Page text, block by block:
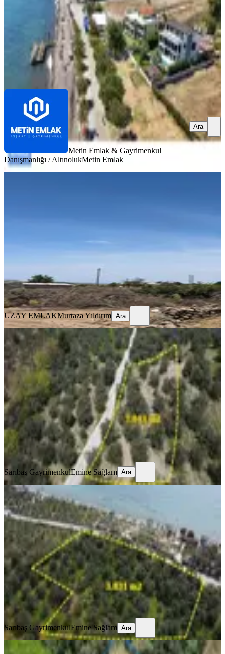
100.000.000 ₺
Metin Emlak & Gayrimenkul Danışmanlığı / AltınolukMetin Emlak
Metin Emlak & Gayrimenkul
Danışmanlığı / AltınolukMetin Emlak
Ara
1.380.000 ₺
UZAY EMLAKMurtaza Yıldırım
Ara
UZAY EMLAKMurtaza Yıldırım Ara
Çanakkale Ayvacık Nusratlı Köyü
Sahile Yakın Yol Üstü Zeytinlik
Ayvacık, Nusratlı Köyü
7043 m²· 1.988/m² 26.06.2026
14.000.000 ₺
Sarıbaş GayrimenkulEmine Sağlam
Ara
Sarıbaş GayrimenkulEmine Sağlam Ara
Çanakkale Ayvacık Ahmetçe Asos
Sahil Yolu Uygun Zeytinlik
Ayvacık, Ahmetçe Köyü
3831 m²
5.221/m²·24.06.2026
20.000.000 ₺
Sarıbaş GayrimenkulEmine Sağlam
Ara
Sarıbaş GayrimenkulEmine Sağlam Ara